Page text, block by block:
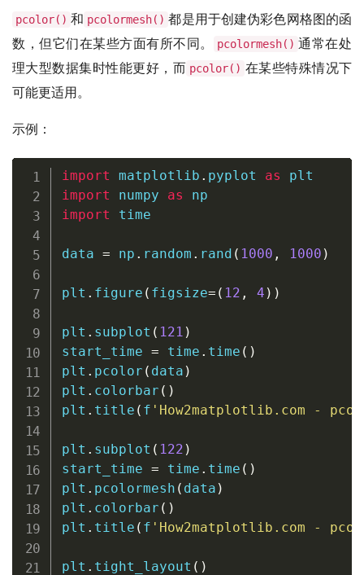
pcolor() 和 pcolormesh() 都是用于创建伪彩色网格图的函
数，但它们在某些方面有所不同。
pcolormesh() 通常在处
理大型数据集时性能更好，而 pcolor() 在某些特殊情况下
可能更适用。
示例：
import matplotlib . pyplot as
import numpy as
import time
data = np . random . rand ( 1000 , 1000 )
plt . figure ( figsize= ( 12 , 4 ) )
plt . subplot ( 121 )
start_time = time . time ( )
plt . pcolor ( data )
plt . colorbar ( )
plt . title ( f 'How2matplotlib.com -
plt . subplot ( 122 )
start_time = time . time ( )
plt . pcolormesh ( data )
plt . colorbar ( )
plt . title ( f 'How2matplotlib.com -
plt . tight_layout ( )